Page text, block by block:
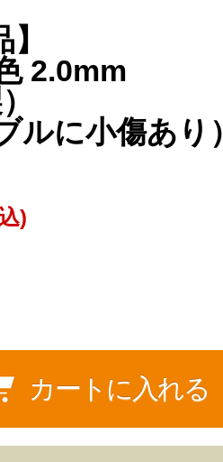
2.0mm
ルに小傷あ
)